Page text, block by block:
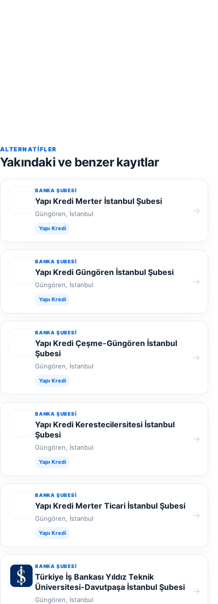
ALTERNATIFLER
Yakındaki ve benzer kayıtlar
BANKA ŞUBESI
Yapı Kredi Merter İstanbul Şubesi
Güngören, İstanbul
Yapı Kredi
→
BANKA ŞUBESI
Yapı Kredi Güngören İstanbul Şubesi
Güngören, İstanbul
Yapı Kredi
→
BANKA ŞUBESI
Yapı Kredi Çeşme-Güngören İstanbul
Şubesi
Güngören, İstanbul
Yapı Kredi
→
BANKA ŞUBESI
Yapı Kredi Kerestecilersitesi İstanbul
Şubesi
Güngören, İstanbul
Yapı Kredi
→
BANKA ŞUBESI
Yapı Kredi Merter Ticari İstanbul Şubesi
Güngören, İstanbul
Yapı Kredi
→
BANKA ŞUBESI
Türkiye İş Bankası Yıldız Teknik
Üniversitesi-Davutpaşa İstanbul Şubesi
Güngören, İstanbul
→